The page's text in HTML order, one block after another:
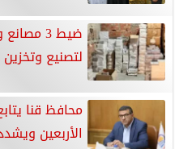
لتصنيع
محافظ قنا
الأربعين